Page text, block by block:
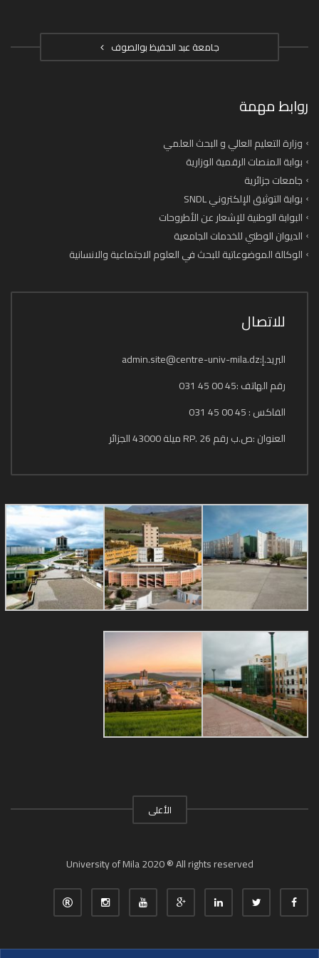
جامعة عبد الحفيظ بوالصوف
روابط مهمة
وزارة التعليم العالي و البحث العلمي
بوابة المنصات الرقمية الوزارية
جامعات جزائرية
بوابة التوثيق الإلكتروني SNDL
البوابة الوطنية للإشعار عن الأطروحات
الديوان الوطني للخدمات الجامعية
الوكالة الموضوعاتية للبحث في العلوم الاجتماعية والانسانية
للاتصال
البريد.إ:admin.site@centre-univ-mila.dz
رقم الهاتف :45 00 45 031
الفاكس : 45 00 45 031
العنوان :ص.ب رقم 26 .RP ميلة 43000 الجزائر
الأعلى
University of Mila 2020 ® All rights reserved